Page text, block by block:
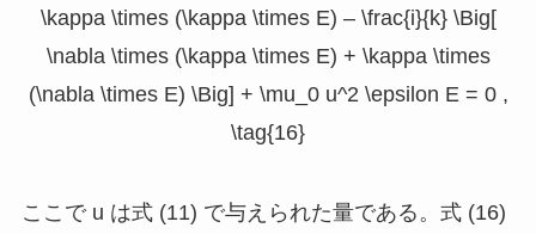
\kappa \times (\kappa \times E) – \frac{i}{k} \Big[
\nabla \times (\kappa \times E) + \kappa \times
(\nabla \times E) \Big] + \mu_0 u^2 \epsilon E = 0 ,
\tag{16}
ここで u は式 (11) で与えられた量である。式 (16)